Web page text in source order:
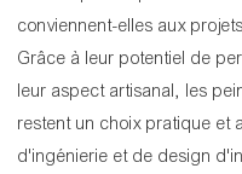
Grâce à leur potentiel de
leur aspect artisanal, les
restent un choix pratique et
d'ingénierie et de design